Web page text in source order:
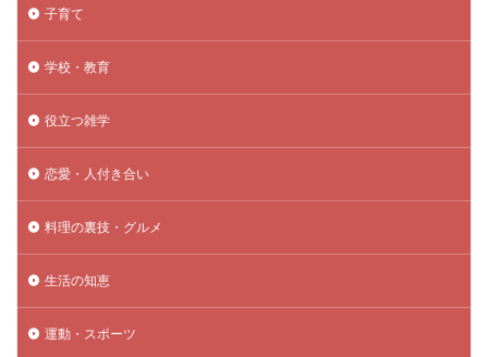
子育て
学校・教育
役立つ雑学
恋愛・人付き合い
料理の裏技・グルメ
生活の知恵
運動・スポーツ